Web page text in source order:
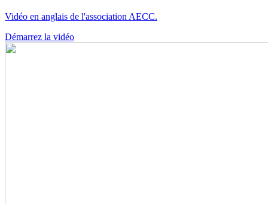
Vidéo en anglais de l'association AECC.
Démarrez la vidéo